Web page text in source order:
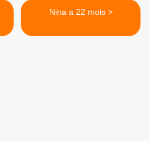
Nina a 22 mois >